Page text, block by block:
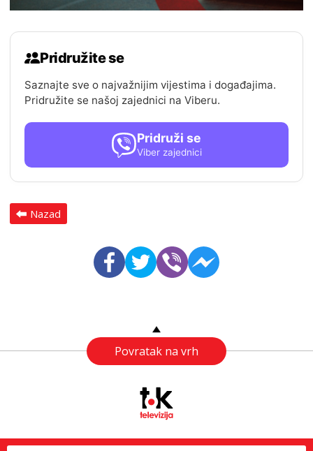
Pridružite se
Saznajte sve o najvažnijim vijestima i događajima.
Pridružite se našoj zajednici na Viberu.
Pridruži se
Viber zajednici
Nazad
Povratak na vrh